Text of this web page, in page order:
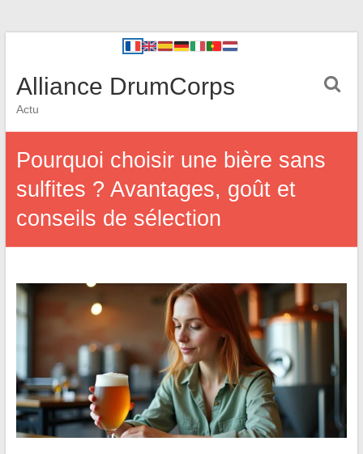
Alliance DrumCorps
Actu
Pourquoi choisir une bière sans
sulfites ? Avantages, goût et
conseils de sélection